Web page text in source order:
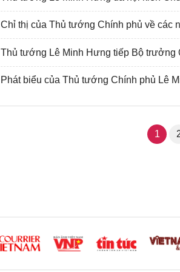
Chỉ thị của Thủ tướng Chính phủ về các
Thủ tướng Lê Minh Hưng tiếp Bộ trưởng
Phát biểu của Thủ tướng Chính phủ Lê
1